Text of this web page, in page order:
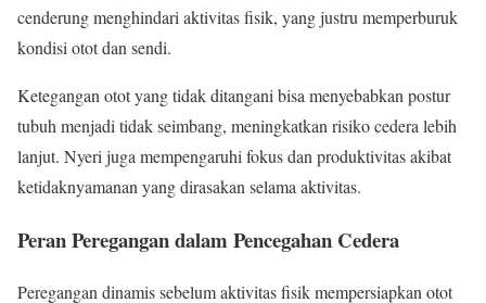
cenderung menghindari aktivitas fisik, yang justru memperburuk
kondisi otot dan sendi.
Ketegangan otot yang tidak ditangani bisa menyebabkan postur
tubuh menjadi tidak seimbang, meningkatkan risiko cedera lebih
lanjut. Nyeri juga mempengaruhi fokus dan produktivitas akibat
ketidaknyamanan yang dirasakan selama aktivitas.
Peran Peregangan dalam Pencegahan Cedera
Peregangan dinamis sebelum aktivitas fisik mempersiapkan otot